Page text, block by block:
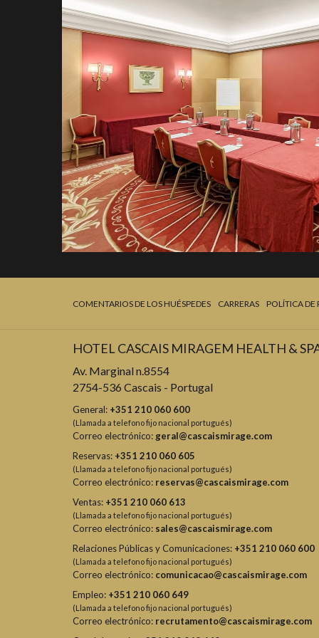
COMENTARIOS DE LOS HUÉSPEDES CARRERAS POLÍTICA DE
HOTEL CASCAIS MIRAGEM HEALTH &
Av. Marginal n.8554
2754-536 Cascais - Portugal
General: +351 210 060 600
(Llamada a telefono fijo nacional portugués)
Correo electrónico: geral@cascaismirage.com
Reservas: +351 210 060 605
(Llamada a telefono fijo nacional portugués)
Correo electrónico: reservas@cascaismirage.com
Ventas: +351 210 060 613
(Llamada a telefono fijo nacional portugués)
Correo electrónico: sales@cascaismirage.com
Relaciones Públicas y Comunicaciones: +351 210 060 600
(Llamada a telefono fijo nacional portugués)
Correo electrónico: comunicacao@cascaismirage.com
Empleo: +351 210 060 649
(Llamada a telefono fijo nacional portugués)
Correo electrónico: recrutamento@cascaismirage.com